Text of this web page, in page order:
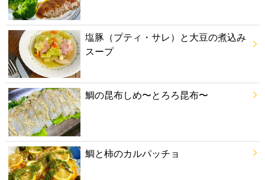
塩豚（プティ・サレ）と大豆の煮込み
スープ
鯛の昆布しめ〜とろろ昆布〜
鯛と柿のカルパッチョ